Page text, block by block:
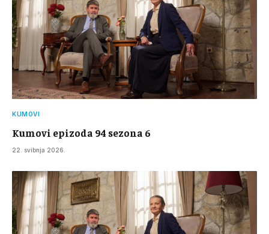
KUMOVI
Kumovi epizoda 94 sezona 6
22. svibnja 2026.